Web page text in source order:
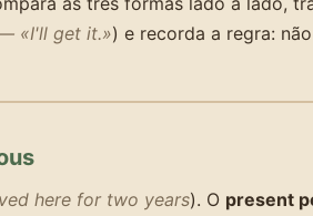
«I'll get it.») e recorda a regra:
here for two years). O present